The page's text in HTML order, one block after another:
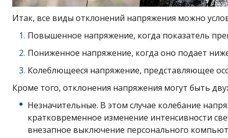
Итак, все виды отклонений напряжения можно
Повышенное напряжение, когда показатель
Пониженное напряжение, когда оно подает
Колеблющееся напряжение, представляющее
Кроме того, отклонения напряжения могут быть
Незначительные. В этом случае колебание
кратковременное изменение интенсивности
внезапное выключение персонального